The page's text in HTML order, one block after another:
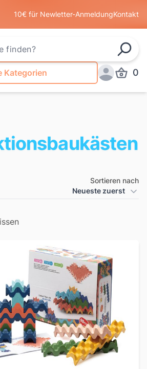
10€ für Newletter-AnmeldungKontakt
Kategorien
0
Produkt Sortierung
Sortieren nach
Neueste zuerst